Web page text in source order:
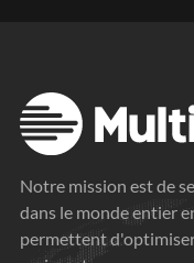
Notre mission est de
dans le monde entier
permettent